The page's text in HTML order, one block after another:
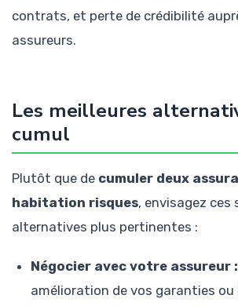
contrats, et perte de crédibilité
assureurs.
Les meilleures
cumul
Plutôt que de cumuler deux
habitation risques, envisagez ces
alternatives plus pertinentes :
Négocier avec votre assureur :
amélioration de vos garanties